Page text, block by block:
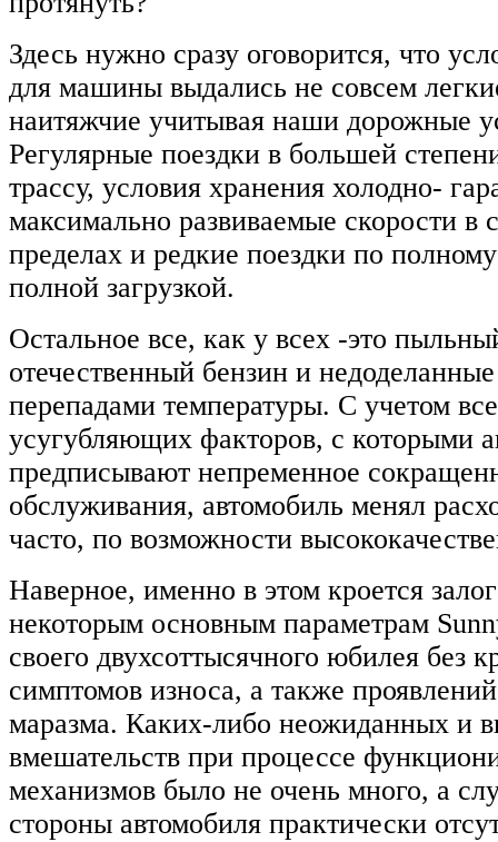
Здесь нужно сразу оговорится, что
для машины выдались не совсем
наитяжчие учитывая наши дорожные
Регулярные поездки в большей
трассу, условия хранения холодно-
максимально развиваемые скорости в
пределах и редкие поездки по
полной загрузкой.
Остальное все, как у всех -это
отечественный бензин и
перепадами температуры. С учетом
усугубляющих факторов, с которыми
предписывают непременное
обслуживания, автомобиль менял
часто, по возможности
Наверное, именно в этом кроется
некоторым основным параметрам
своего двухсоттысячного юбилея без
симптомов износа, а также проявлений
маразма. Каких-либо неожиданных и
вмешательств при процессе
механизмов было не очень много, а
стороны автомобиля практически